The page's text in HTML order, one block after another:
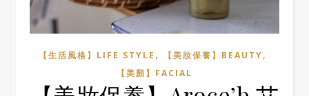
【生活風格】LIFE STYLE , 【美妝保養】BEAUTY,
【美顏】FACIAL